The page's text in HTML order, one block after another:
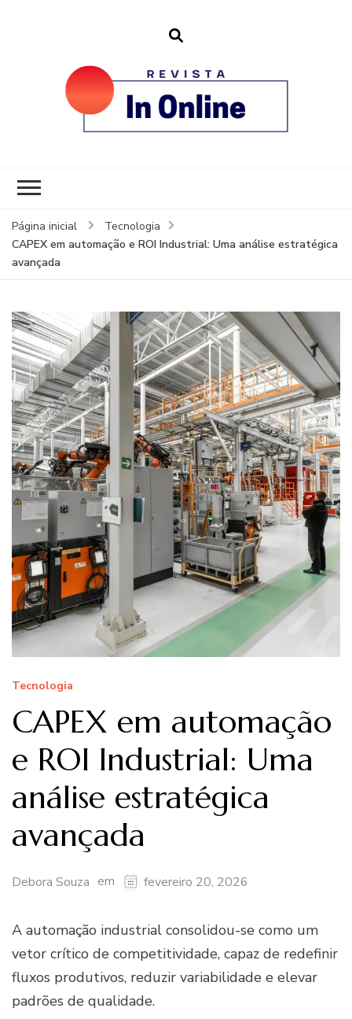
Página inicial
Tecnologia
CAPEX em automação e ROI Industrial: Uma análise estratégica
avançada
Tecnologia
CAPEX em automação
e ROI Industrial: Uma
análise estratégica
avançada
Debora Souza em fevereiro 20, 2026
A automação industrial consolidou-se como um
vetor crítico de competitividade, capaz de redefinir
fluxos produtivos, reduzir variabilidade e elevar
padrões de qualidade.